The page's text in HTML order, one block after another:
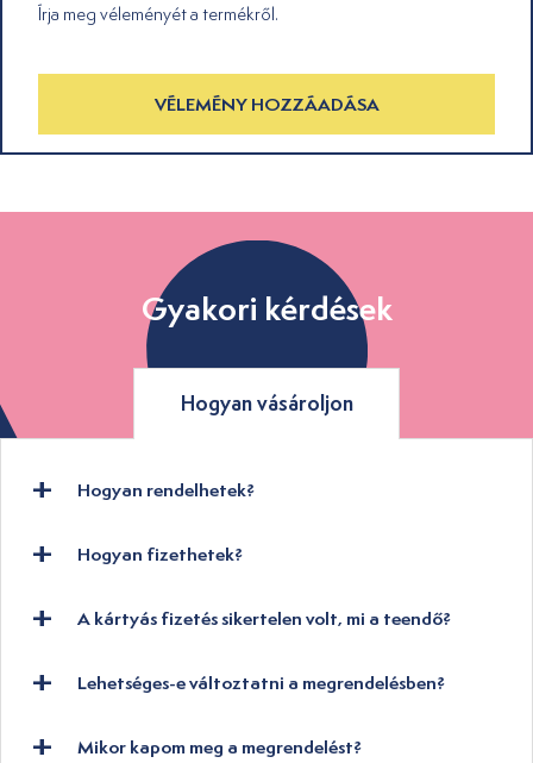
Írja meg véleményét a termékről.
VÉLEMÉNY HOZZÁADÁSA
Gyakori kérdések
Hogyan vásároljon
Hogyan rendelhetek?
Hogyan fizethetek?
A kártyás fizetés sikertelen volt, mi a teendő?
Lehetséges-e változtatni a megrendelésben?
Mikor kapom meg a megrendelést?